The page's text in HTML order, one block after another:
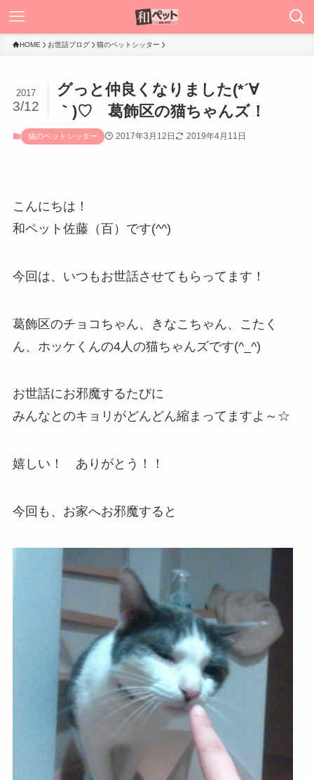
HOME お世話ブログ 猫のペットシッター
グっと仲良くなりました(*´∀
｀)♡ 葛飾区の猫ちゃんズ！
2017
3/12
猫のペットシッター 2017年3月12日 2019年4月11日
こんにちは！
和ペット佐藤（百）です(^^)
今回は、いつもお世話させてもらってます！
葛飾区のチョコちゃん、きなこちゃん、こたく
ん、ホッケくんの4人の猫ちゃんズです(^_^)
お世話にお邪魔するたびに
みんなとのキョリがどんどん縮まってますよ～☆
嬉しい！ ありがとう！！
今回も、お家へお邪魔すると